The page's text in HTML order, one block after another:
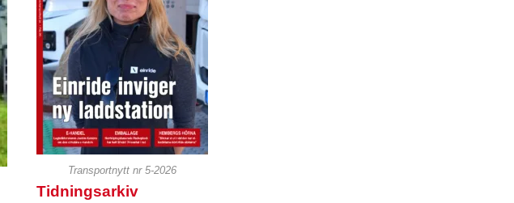
Transportnytt nr 5-2026
Tidningsarkiv